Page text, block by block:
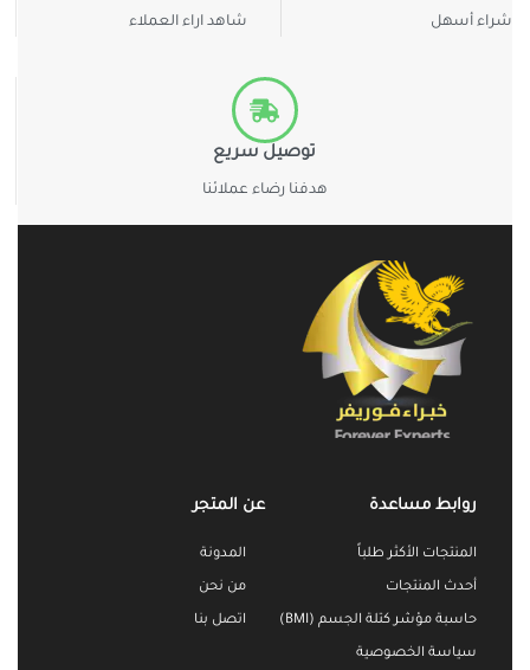
شراء أسهل شاهد اراء العملاء
توصيل سريع
هدفنا رضاء عملائنا
روابط مساعدة
المنتجات الأكثر طلباً
أحدث المنتجات
حاسبة مؤشر كتلة الجسم (BMI)
سياسة الخصوصية
عن المتجر
المدونة
من نحن
اتصل بنا